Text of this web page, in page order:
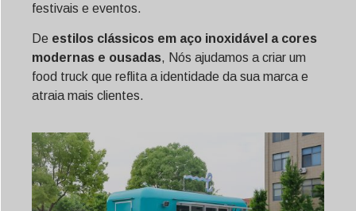
festivais e eventos.
De estilos clássicos em aço inoxidável a cores
modernas e ousadas, Nós ajudamos a criar um
food truck que reflita a identidade da sua marca e
atraia mais clientes.